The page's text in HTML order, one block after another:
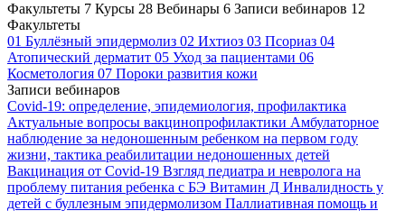
Факультеты 7 Курсы 28 Вебинары 6 Записи вебинаров 12
Факультеты
01 Буллёзный эпидермолиз 02 Ихтиоз 03 Псориаз 04
Атопический дерматит 05 Уход за пациентами 06
Косметология 07 Пороки развития кожи
Записи вебинаров
Covid-19: определение, эпидемиология, профилактика
Актуальные вопросы вакцинопрофилактики Амбулаторное
наблюдение за недоношенным ребенком на первом году
жизни, тактика реабилитации недоношенных детей
Вакцинация от Covid-19 Взгляд педиатра и невролога на
проблему питания ребенка с БЭ Витамин Д Инвалидность у
детей с буллезным эпидермолизом Паллиативная помощь и